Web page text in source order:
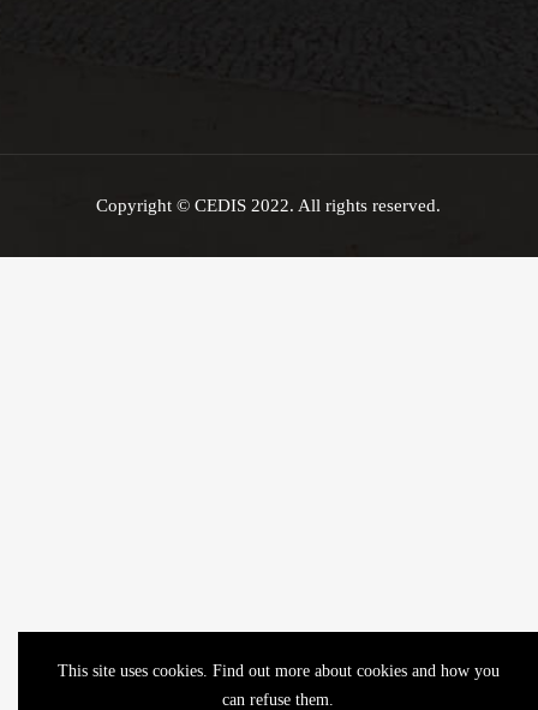
Copyright © CEDIS 2022. All rights reserved.
This site uses cookies. Find out more about cookies and how you
can refuse them.